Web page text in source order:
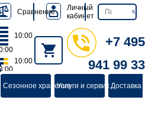
Сравнение
Личный
кабинет
10:00
10:00
+7 495
941 99 33
Сезонное хранениеУслуги и сервисДоставка